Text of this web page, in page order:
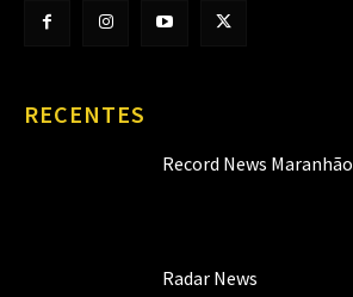
RECENTES
Record News Maranhão
Radar News